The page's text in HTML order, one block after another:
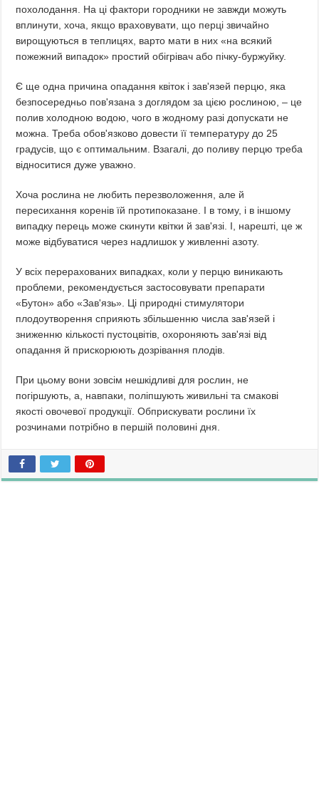
похолодання. На ці фактори городники не завжди можуть
вплинути, хоча, якщо враховувати, що перці звичайно
вирощуються в теплицях, варто мати в них «на всякий
пожежний випадок» простий обігрівач або пічку-буржуйку.
Є ще одна причина опадання квіток і зав'язей перцю, яка
безпосередньо пов'язана з доглядом за цією рослиною, – це
полив холодною водою, чого в жодному разі допускати не
можна. Треба обов'язково довести її температуру до 25
градусів, що є оптимальним. Взагалі, до поливу перцю треба
відноситися дуже уважно.
Хоча рослина не любить перезволоження, але й
пересихання коренів їй протипоказане. І в тому, і в іншому
випадку перець може скинути квітки й зав'язі. І, нарешті, це ж
може відбуватися через надлишок у живленні азоту.
У всіх перерахованих випадках, коли у перцю виникають
проблеми, рекомендується застосовувати препарати
«Бутон» або «Зав'язь». Ці природні стимулятори
плодоутворення сприяють збільшенню числа зав'язей і
зниженню кількості пустоцвітів, охороняють зав'язі від
опадання й прискорюють дозрівання плодів.
При цьому вони зовсім нешкідливі для рослин, не
погіршують, а, навпаки, поліпшують живильні та смакові
якості овочевої продукції. Обприскувати рослини їх
розчинами потрібно в першій половині дня.